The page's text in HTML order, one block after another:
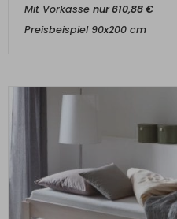
Mit Vorkasse nur610,88€
Preisbeispiel 90x200 cm